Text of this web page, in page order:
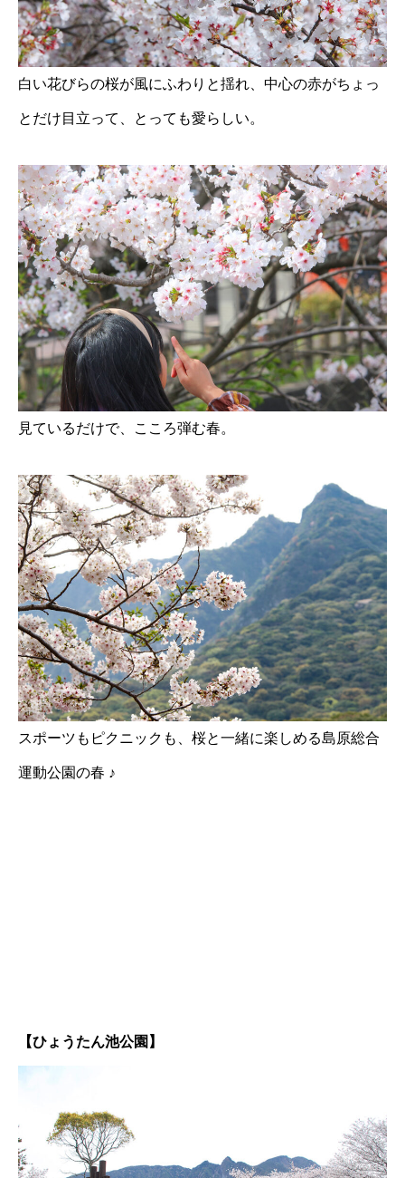
白い花びらの桜が風にふわりと揺れ、中心の赤がちょっ
とだけ目立って、とっても愛らしい。
見ているだけで、こころ弾む春。
スポーツもピクニックも、桜と一緒に楽しめる島原総合
運動公園の春 ♪
【ひょうたん池公園】